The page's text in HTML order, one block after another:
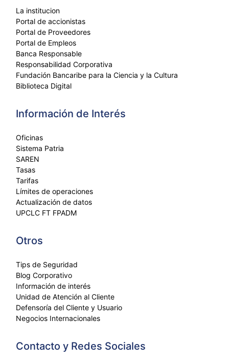
La institucion
Portal de accionistas
Portal de Proveedores
Portal de Empleos
Banca Responsable
Responsabilidad Corporativa
Fundación Bancaribe para la Ciencia y la Cultura
Biblioteca Digital
Información de Interés
Oficinas
Sistema Patria
SAREN
Tasas
Tarifas
Límites de operaciones
Actualización de datos
UPCLC FT FPADM
Otros
Tips de Seguridad
Blog Corporativo
Información de interés
Unidad de Atención al Cliente
Defensoría del Cliente y Usuario
Negocios Internacionales
Contacto y Redes Sociales